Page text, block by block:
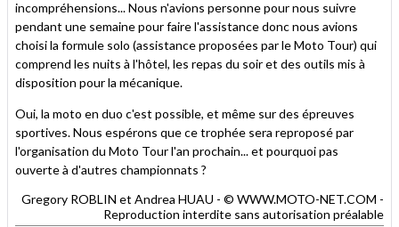
incompréhensions... Nous n'avions personne pour nous suivre
pendant une semaine pour faire l'assistance donc nous avions
choisi la formule solo (assistance proposées par le Moto Tour) qui
comprend les nuits à l'hôtel, les repas du soir et des outils mis à
disposition pour la mécanique.
Oui, la moto en duo c'est possible, et même sur des épreuves
sportives. Nous espérons que ce trophée sera reproposé par
l'organisation du Moto Tour l'an prochain... et pourquoi pas
ouverte à d'autres championnats ?
Gregory ROBLIN et Andrea HUAU - © WWW.MOTO-NET.COM -
Reproduction interdite sans autorisation préalable